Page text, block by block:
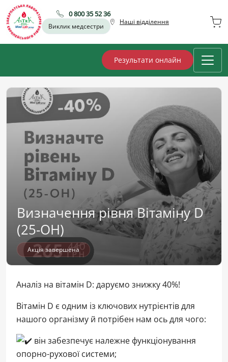
0 800 35 52 36
Виклик медсестри
Наші відділення
Результати онлайн
Визначення рівня Вітаміну D
(25-OH)
Акція завершена
Аналіз на вітамін D: даруємо знижку 40%!
Вітамін D є одним із ключових нутрієнтів для
нашого організму й потрібен нам ось для чого:
він забезпечує належне функціонування
опорно-рухової системи;